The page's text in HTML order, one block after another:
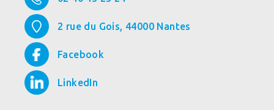
2 rue du Gois, 44000 Nantes
Facebook
LinkedIn